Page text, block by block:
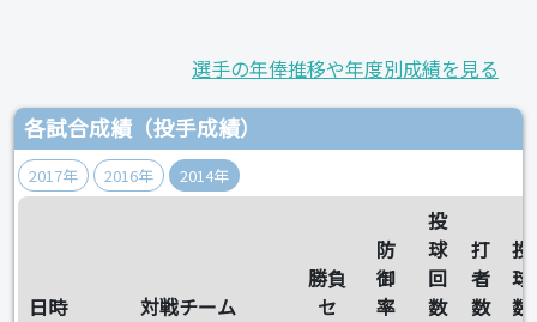
選手の年俸推移や年度別成績を見る
各試合成績（投手成績）
2017年 2016年 2014年
日時 対戦チーム
勝負
セ
防
御
率
投
球
回
数
打
者
数
投
球
数